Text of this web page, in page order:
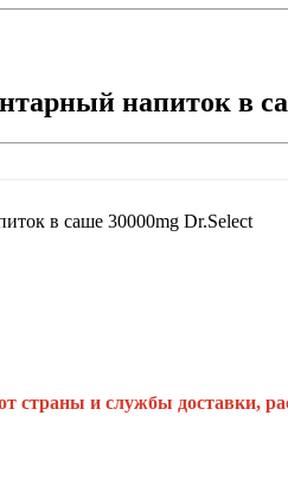
напиток в
страны и службы доставки,